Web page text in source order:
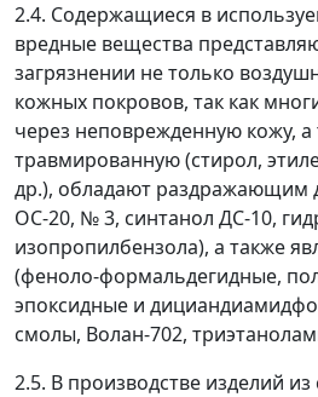
2.4. Содержащиеся в
вредные вещества
загрязнении не только
кожных покровов, так как
через неповрежденную кожу, а
травмированную (стирол,
др.), обладают раздражающим
ОС-20, № 3, синтанол ДС-10,
изопропилбензола), а также
(феноло-формальдегидные,
эпоксидные и
смолы, Волан-702,
2.5. В производстве изделий из